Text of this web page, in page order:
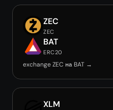
ZEC
ZEC
BAT
ERC20
exchange ZEC на BAT →
XLM